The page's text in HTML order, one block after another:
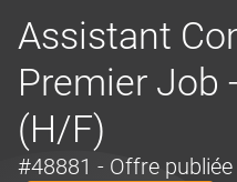
Assistant
Premier Job
(H/F)
#48881 - Offre